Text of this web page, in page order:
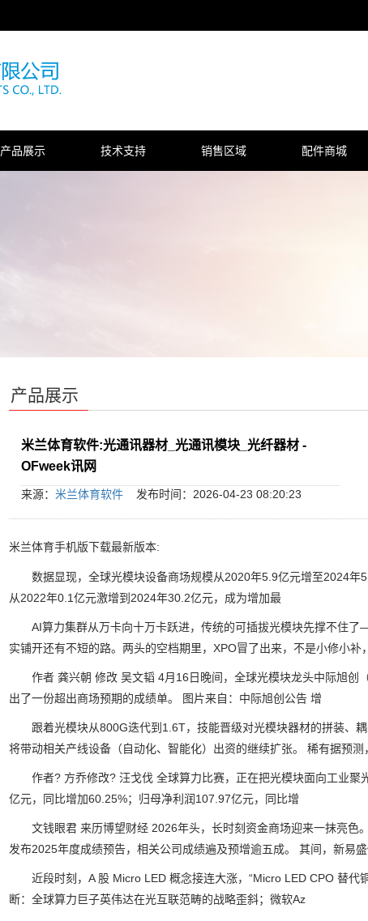
产品展示 技术支持 销售区域 配件商城
产品展示
米兰体育软件:光通讯器材_光通讯模块_光纤器材 -
OFweek讯网
来源： 米兰体育软件发布时间：2026-04-23 08:20:23
米兰体育手机版下载最新版本:
数据显现，全球光模块设备商场规模从2020年5.9亿元增至2024年
从2022年0.1亿元激增到2024年30.2亿元，成为增加最
AI算力集群从万卡向十万卡跃进，传统的可插拔光模块先撑不住了
实铺开还有不短的路。两头的空档期里，XPO冒了出来，不是小修小补
作者 龚兴朝 修改 吴文韬 4月16日晚间，全球光模块龙头中际旭创
出了一份超出商场预期的成绩单。 图片来自：中际旭创公告 增
跟着光模块从800G迭代到1.6T，技能晋级对光模块器材的拼装、
将带动相关产线设备（自动化、智能化）出资的继续扩张。 稀有据预测
作者? 方乔修改? 汪戈伐 全球算力比赛，正在把光模块面向工业聚
亿元，同比增加60.25%；归母净利润107.97亿元，同比增
文钱眼君 来历博望财经 2026年头，长时刻资金商场迎来一抹亮色
发布2025年度成绩预告，相关公司成绩遍及预增逾五成。 其间，新易
近段时刻，A 股 Micro LED 概念接连大涨，“Micro LED CPO 替代
断：全球算力巨子英伟达在光互联范畴的战略歪斜；微软Az